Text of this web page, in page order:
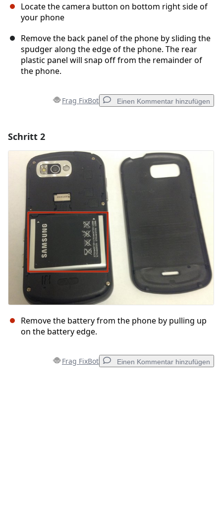
Locate the camera button on bottom right side of
your phone
Remove the back panel of the phone by sliding the
spudger along the edge of the phone. The rear
plastic panel will snap off from the remainder of
the phone.
Frag FixBot Einen Kommentar hinzufügen
Kommentar hinzufügen
Abbrechen
Schritt 2
Remove the battery from the phone by pulling up
on the battery edge.
Frag FixBot Einen Kommentar hinzufügen